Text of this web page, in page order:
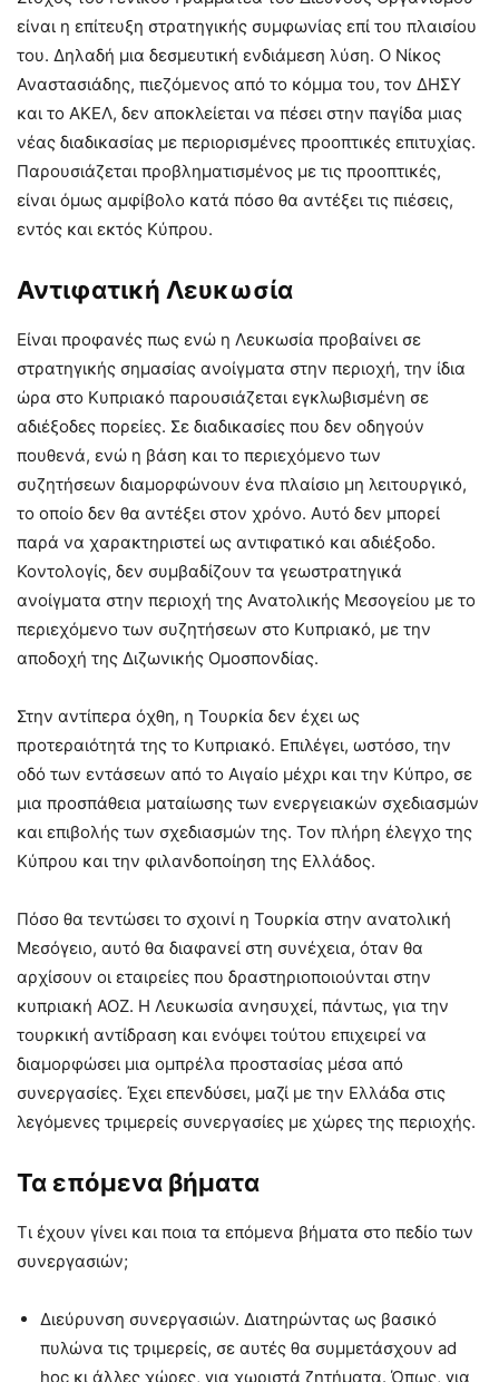
είναι η επίτευξη στρατηγικής συμφωνίας επί του πλαισίου
του. Δηλαδή μια δεσμευτική ενδιάμεση λύση. Ο Νίκος
Αναστασιάδης, πιεζόμενος από το κόμμα του, τον ΔΗΣΥ
και το ΑΚΕΛ, δεν αποκλείεται να πέσει στην παγίδα μιας
νέας διαδικασίας με περιορισμένες προοπτικές επιτυχίας.
Παρουσιάζεται προβληματισμένος με τις προοπτικές,
είναι όμως αμφίβολο κατά πόσο θα αντέξει τις πιέσεις,
εντός και εκτός Κύπρου.
Αντιφατική Λευκωσία
Είναι προφανές πως ενώ η Λευκωσία προβαίνει σε
στρατηγικής σημασίας ανοίγματα στην περιοχή, την ίδια
ώρα στο Κυπριακό παρουσιάζεται εγκλωβισμένη σε
αδιέξοδες πορείες. Σε διαδικασίες που δεν οδηγούν
πουθενά, ενώ η βάση και το περιεχόμενο των
συζητήσεων διαμορφώνουν ένα πλαίσιο μη λειτουργικό,
το οποίο δεν θα αντέξει στον χρόνο. Αυτό δεν μπορεί
παρά να χαρακτηριστεί ως αντιφατικό και αδιέξοδο.
Κοντολογίς, δεν συμβαδίζουν τα γεωστρατηγικά
ανοίγματα στην περιοχή της Ανατολικής Μεσογείου με το
περιεχόμενο των συζητήσεων στο Κυπριακό, με την
αποδοχή της Διζωνικής Ομοσπονδίας.
Στην αντίπερα όχθη, η Τουρκία δεν έχει ως
προτεραιότητά της το Κυπριακό. Επιλέγει, ωστόσο, την
οδό των εντάσεων από το Αιγαίο μέχρι και την Κύπρο, σε
μια προσπάθεια ματαίωσης των ενεργειακών σχεδιασμών
και επιβολής των σχεδιασμών της. Τον πλήρη έλεγχο της
Κύπρου και την φιλανδοποίηση της Ελλάδος.
Πόσο θα τεντώσει το σχοινί η Τουρκία στην ανατολική
Μεσόγειο, αυτό θα διαφανεί στη συνέχεια, όταν θα
αρχίσουν οι εταιρείες που δραστηριοποιούνται στην
κυπριακή ΑΟΖ. Η Λευκωσία ανησυχεί, πάντως, για την
τουρκική αντίδραση και ενόψει τούτου επιχειρεί να
διαμορφώσει μια ομπρέλα προστασίας μέσα από
συνεργασίες. Έχει επενδύσει, μαζί με την Ελλάδα στις
λεγόμενες τριμερείς συνεργασίες με χώρες της περιοχής.
Τα επόμενα βήματα
Τι έχουν γίνει και ποια τα επόμενα βήματα στο πεδίο των
συνεργασιών;
Διεύρυνση συνεργασιών. Διατηρώντας ως βασικό
πυλώνα τις τριμερείς, σε αυτές θα συμμετάσχουν ad
hoc κι άλλες χώρες, για χωριστά ζητήματα. Όπως, για